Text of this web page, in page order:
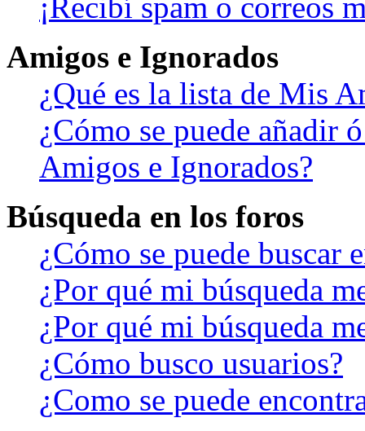
¡Recibí spam o correos
Amigos e Ignorados
¿Qué es la lista de Mis
¿Cómo se puede añadir
Amigos e Ignorados?
Búsqueda en los foros
¿Cómo se puede buscar
¿Por qué mi búsqueda
¿Por qué mi búsqueda
¿Cómo busco usuarios?
¿Como se puede